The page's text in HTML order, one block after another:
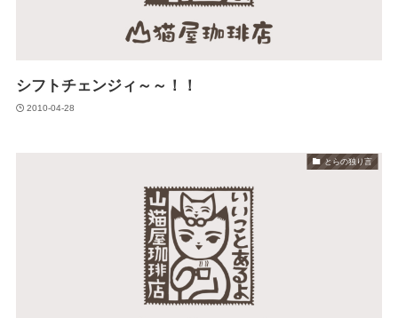
シフトチェンジィ～～！！
2010-04-28
とらの独り言